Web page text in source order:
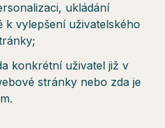
ukládání
k vylepšení uživatelského
konkrétní uživatel již v
stránky nebo zda je